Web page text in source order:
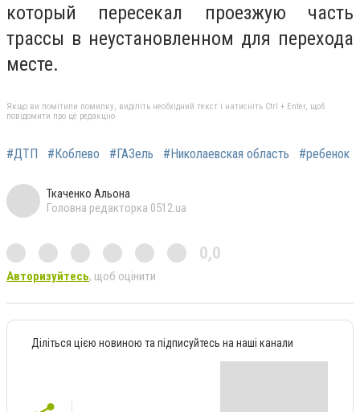
который пересекал проезжую часть
трассы в неустановленном для перехода
месте.
Якщо ви помітили помилку, виділіть необхідний текст і натисніть Ctrl + Enter, щоб
повідомити про це редакцію
#ДТП #Коблево #ГАЗель #Николаевская область #ребенок
Ткаченко Альона
Головна редакторка 0512.ua
0,0
Авторизуйтесь, щоб оцінити
Діліться цією новиною та підписуйтесь на наші канали